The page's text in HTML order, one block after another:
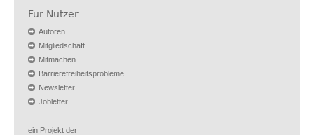
Für Nutzer
Autoren
Mitgliedschaft
Mitmachen
Barrierefreiheitsprobleme
Newsletter
Jobletter
ein Projekt der